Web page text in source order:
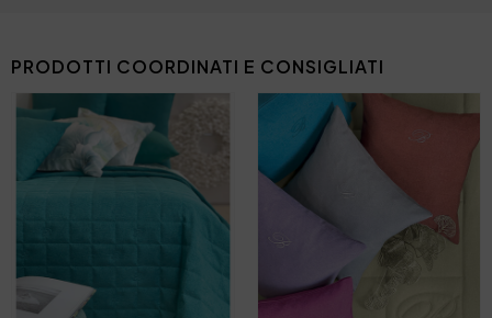
PRODOTTI COORDINATI E CONSIGLIATI